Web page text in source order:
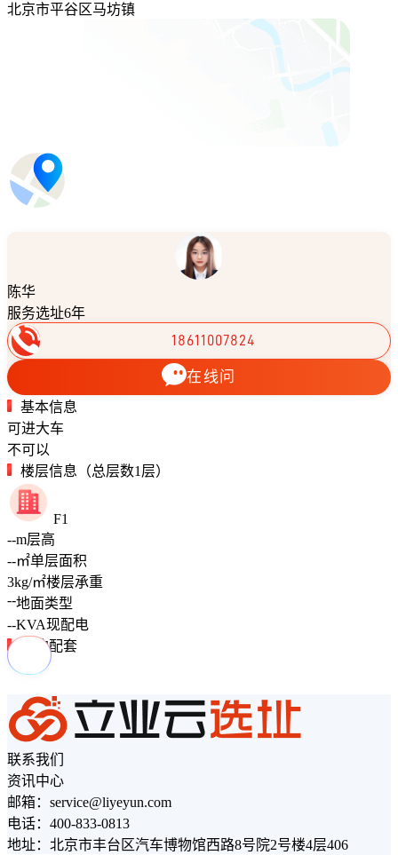
北京市平谷区马坊镇
陈华
服务选址6年
18611007824
在线问
基本信息
可进大车
不可以
楼层信息（总层数1层）
F1
--m层高
--㎡单层面积
3kg/㎡楼层承重
--地面类型
--KVA现配电
周边配套
联系我们
资讯中心
邮箱：service@liyeyun.com
电话：400-833-0813
地址：北京市丰台区汽车博物馆西路8号院2号楼4层406